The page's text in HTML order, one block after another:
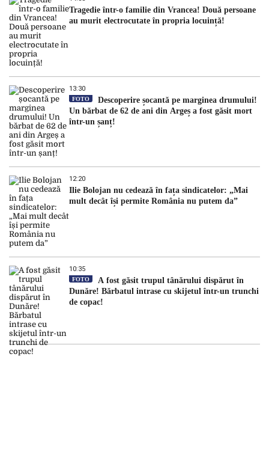
Tragedie într-o familie din Vrancea! Două persoane
au murit electrocutate în propria locuință!
13:30
FOTO
Descoperire șocantă pe marginea drumului!
Un bărbat de 62 de ani din Argeș a fost găsit mort
într-un șanț!
12:20
Ilie Bolojan nu cedează în fața sindicatelor: „Mai
mult decât își permite România nu putem da”
10:35
FOTO
A fost găsit trupul tânărului dispărut în
Dunăre! Bărbatul intrase cu skijetul într-un trunchi
de copac!